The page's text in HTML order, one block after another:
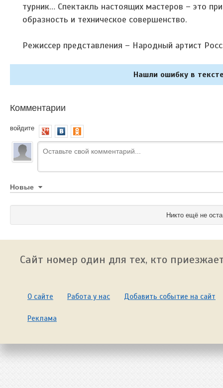
турник… Спектакль настоящих мастеров – это
образность и техническое совершенство.
Режиссер представления – Народный артист
Нашли ошибку в
Комментарии
войдите
Новые
Никто ещё не
Сайт номер один для тех, кто
О сайте Работа у нас Добавить событие на сайт
Реклама